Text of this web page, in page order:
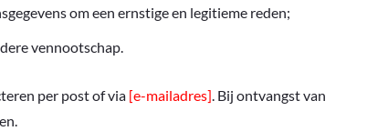
om een ernstige en legitieme reden;
vennootschap.
per post of via [e-mailadres]. Bij ontvangst van